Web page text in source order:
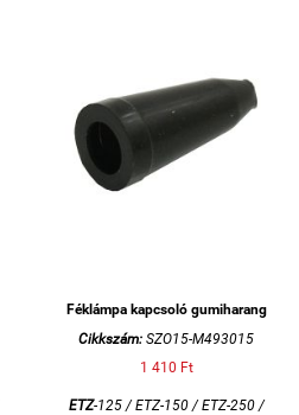
Féklámpa kapcsoló gumiharang
Cikkszám: SZO15-M493015
1 410 Ft
ETZ-125 / ETZ-150 / ETZ-250 /